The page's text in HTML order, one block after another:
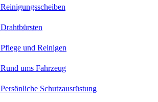
Reinigungsscheiben
Drahtbürsten
Pflege und Reinigen
Rund ums Fahrzeug
Persönliche Schutzausrüstung